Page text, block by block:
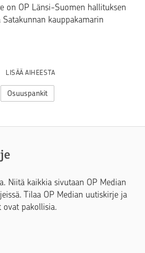
on OP Länsi-Suomen hallituksen
kauppakamarin
LISÄÄ AIHEESTA
Osuuspankit
Niitä kaikkia sivutaan OP Median
Tilaa OP Median uutiskirje ja
ovat pakollisia.